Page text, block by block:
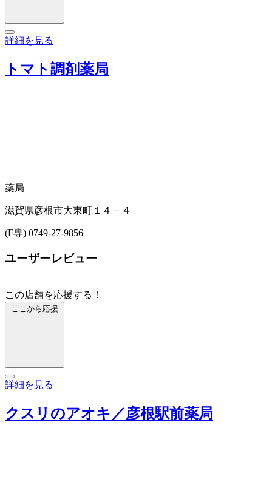
詳細を見る
トマト調剤薬局
薬局
滋賀県彦根市大東町１４－４
(F専) 0749-27-9856
ユーザーレビュー
この店舗を応援する！
ここから応援
詳細を見る
クスリのアオキ／彦根駅前薬局